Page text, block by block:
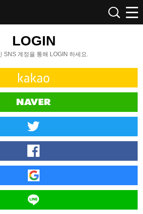
LOGIN
SNS 계정을 통해 LOGIN 하세요.